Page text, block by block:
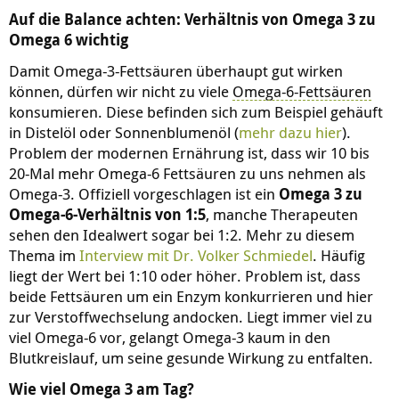
Auf die Balance achten: Verhältnis von Omega 3 zu
Omega 6 wichtig
Damit Omega-3-Fettsäuren überhaupt gut wirken
können, dürfen wir nicht zu viele Omega-6-Fettsäuren
konsumieren. Diese befinden sich zum Beispiel gehäuft
in Distelöl oder Sonnenblumenöl (mehr dazu hier).
Problem der modernen Ernährung ist, dass wir 10 bis
20-Mal mehr Omega-6 Fettsäuren zu uns nehmen als
Omega-3. Offiziell vorgeschlagen ist ein Omega 3 zu
Omega-6-Verhältnis von 1:5, manche Therapeuten
sehen den Idealwert sogar bei 1:2. Mehr zu diesem
Thema im Interview mit Dr. Volker Schmiedel. Häufig
liegt der Wert bei 1:10 oder höher. Problem ist, dass
beide Fettsäuren um ein Enzym konkurrieren und hier
zur Verstoffwechselung andocken. Liegt immer viel zu
viel Omega-6 vor, gelangt Omega-3 kaum in den
Blutkreislauf, um seine gesunde Wirkung zu entfalten.
Wie viel Omega 3 am Tag?